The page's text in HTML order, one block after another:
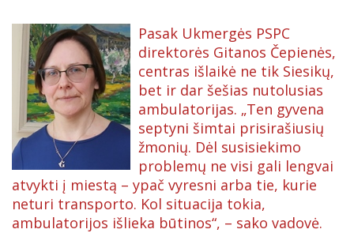
Pasak Ukmergės PSPC
direktorės Gitanos Čepienės,
centras išlaikė ne tik Siesikų,
bet ir dar šešias nutolusias
ambulatorijas. „Ten gyvena
septyni šimtai prisirašiusių
žmonių. Dėl susisiekimo
problemų ne visi gali lengvai
atvykti į miestą – ypač vyresni arba tie, kurie
neturi transporto. Kol situacija tokia,
ambulatorijos išlieka būtinos“, – sako vadovė.